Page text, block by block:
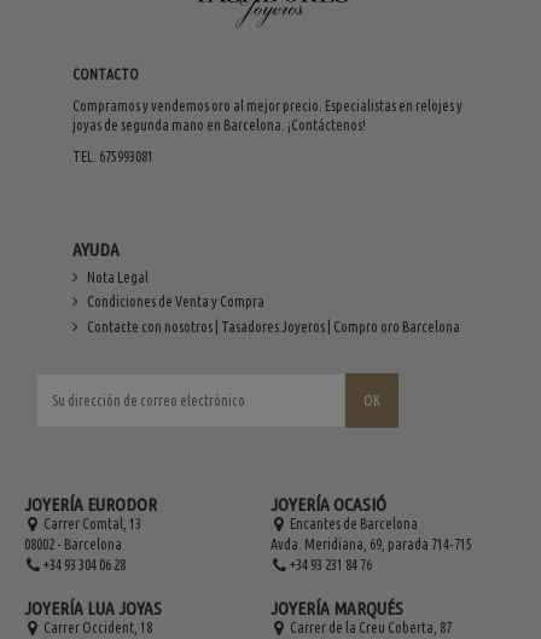
CONTACTO
Compramos y vendemos oro al mejor precio. Especialistas en relojes y
joyas de segunda mano en Barcelona. ¡Contáctenos!
TEL. 675993081
AYUDA
Nota Legal
Condiciones de Venta y Compra
Contacte con nosotros | Tasadores Joyeros | Compro oro Barcelona
JOYERÍA EURODOR
Carrer Comtal, 13
08002 - Barcelona
+34 93 304 06 28
JOYERÍA LUA JOYAS
Carrer Occident, 18
JOYERÍA OCASIÓ
Encantes de Barcelona
Avda. Meridiana, 69, parada 714-715
+34 93 231 84 76
JOYERÍA MARQUÉS
Carrer de la Creu Coberta, 87